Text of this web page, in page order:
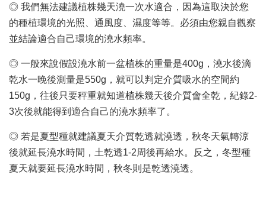
◎ 我們無法建議植株幾天澆一次水適合，因為這取決於您
的種植環境的光照、通風度、濕度等等。必須由您親自觀察
並結論適合自己環境的澆水頻率。
◎ 一般來說假設澆水前一盆植株的重量是400g，澆水後滴
乾水一晚後測量是550g，就可以判定介質吸水的空間約
150g，往後只要秤重就知道植株幾天後介質會全乾，紀錄2-
3次後就能得到適合自己的澆水頻率了。
◎ 若是夏型種就建議夏天介質乾透就澆透，秋冬天氣轉涼
後就延長澆水時間，土乾透1-2周後再給水。反之，冬型種
夏天就要延長澆水時間，秋冬則是乾透澆透。